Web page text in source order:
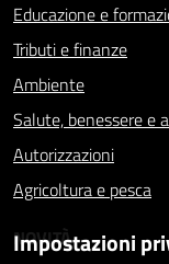
Educazione e
Tributi e finanze
Ambiente
Salute, benessere e
Autorizzazioni
Agricoltura e pesca
NOVITÀ
Impostazioni